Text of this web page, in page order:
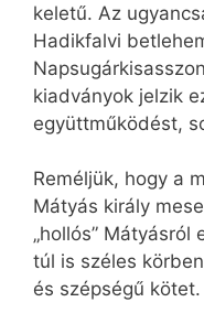
keletű. Az
Hadikfalvi
kiadványok jelzik
együttműködést,
Reméljük, hogy a
Mátyás király
„hollós”
túl is széles
és szépségű kötet.